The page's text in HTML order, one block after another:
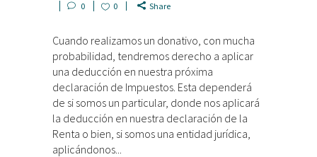
0
0 Share
Cuando realizamos un donativo, con mucha
probabilidad, tendremos derecho a aplicar
una deducción en nuestra próxima
declaración de Impuestos. Esta dependerá
de si somos un particular, donde nos aplicará
la deducción en nuestra declaración de la
Renta o bien, si somos una entidad jurídica,
aplicándonos...